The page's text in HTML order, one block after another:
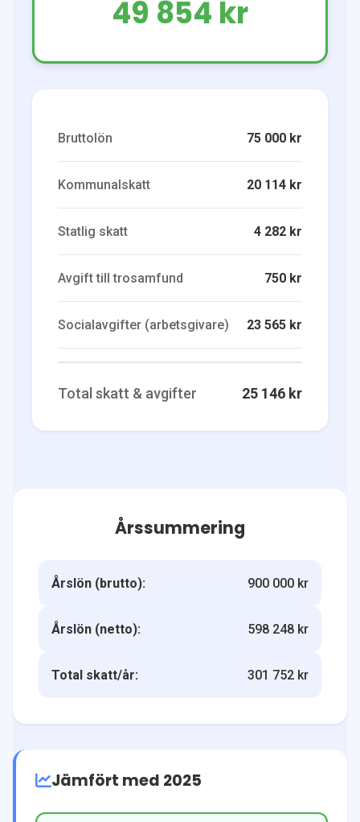
49 854 kr
Bruttolön 75 000 kr
Kommunalskatt 20 114 kr
Statlig skatt 4 282 kr
Avgift till trosamfund 750 kr
Socialavgifter (arbetsgivare) 23 565 kr
Total skatt & avgifter 25 146 kr
Årssummering
Årslön (brutto): 900 000 kr
Årslön (netto): 598 248 kr
Total skatt/år: 301 752 kr
Jämfört med 2025